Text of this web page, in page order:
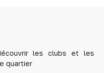
les clubs et les
quartier